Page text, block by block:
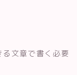
文章で書く必要